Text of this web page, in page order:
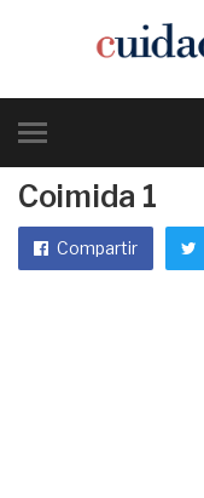
Coimida 1
Compartir